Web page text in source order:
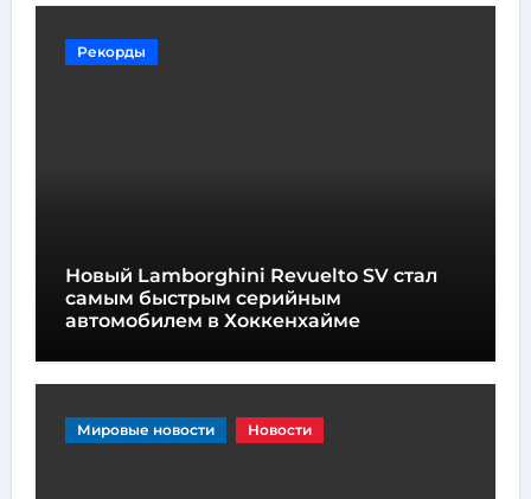
Рекорды
Новый Lamborghini Revuelto SV стал
самым быстрым серийным
автомобилем в Хоккенхайме
Мировые новости Новости